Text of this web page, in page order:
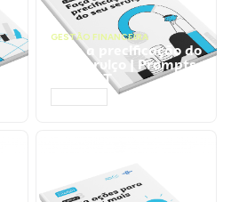
GESTÃO FINANCEIRA
Faça a precificação do
seu serviço | Prompts
ChatGPT